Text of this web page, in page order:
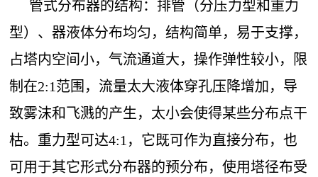
管式分布器的结构：排管（分压力型和重力
型）、器液体分布均匀，结构简单，易于支撑，
占塔内空间小，气流通道大，操作弹性较小，限
制在2:1范围，流量太大液体穿孔压降增加，导
致雾沫和飞溅的产生，太小会使得某些分布点干
枯。重力型可达4:1，它既可作为直接分布，也
可用于其它形式分布器的预分布，使用塔径布受